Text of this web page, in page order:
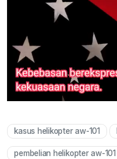
kasus helikopter aw-101
pembelian helikopter aw-101